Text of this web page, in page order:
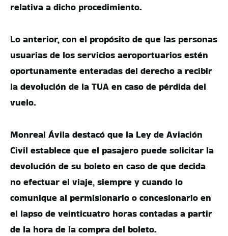
relativa a dicho procedimiento.
Lo anterior, con el propósito de que las personas
usuarias de los servicios aeroportuarios estén
oportunamente enteradas del derecho a recibir
la devolución de la TUA en caso de pérdida del
vuelo.
Monreal Ávila destacó que la Ley de Aviación
Civil establece que el pasajero puede solicitar la
devolución de su boleto en caso de que decida
no efectuar el viaje, siempre y cuando lo
comunique al permisionario o concesionario en
el lapso de veinticuatro horas contadas a partir
de la hora de la compra del boleto.